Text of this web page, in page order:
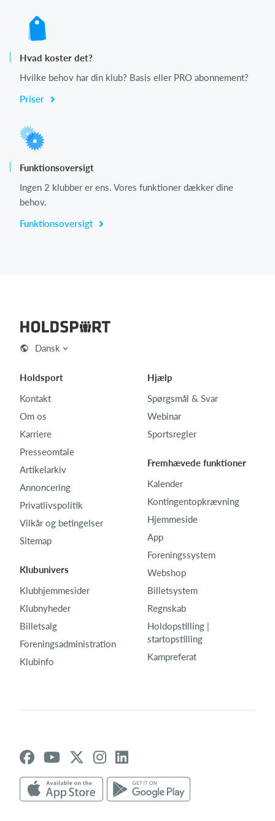
Hvad koster det?
Hvilke behov har din klub? Basis eller PRO abonnement?
Priser
Funktionsoversigt
Ingen 2 klubber er ens. Vores funktioner dækker dine
behov.
Funktionsoversigt
Dansk
Holdsport
Kontakt
Om os
Karriere
Presseomtale
Artikelarkiv
Annoncering
Privatlivspolitik
Vilkår og betingelser
Sitemap
Klubunivers
Klubhjemmesider
Klubnyheder
Billetsalg
Foreningsadministration
Klubinfo
Hjælp
Spørgsmål & Svar
Webinar
Sportsregler
Fremhævede funktioner
Kalender
Kontingentopkrævning
Hjemmeside
App
Foreningssystem
Webshop
Billetsystem
Regnskab
Holdopstilling |
startopstilling
Kampreferat